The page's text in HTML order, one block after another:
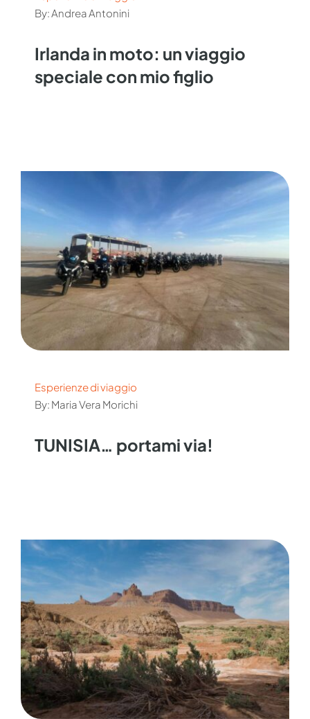
By: Andrea Antonini
Irlanda in moto: un viaggio
speciale con mio figlio
Esperienze di viaggio
By: Maria Vera Morichi
TUNISIA… portami via!